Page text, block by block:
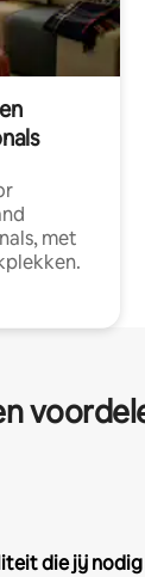
met
die jij